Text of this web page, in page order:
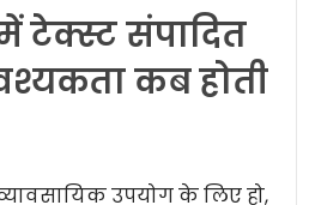
टेक्स्ट संपादित
कब होती
उपयोग के लिए हो,